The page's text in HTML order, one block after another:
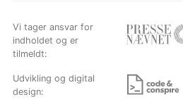
Vi tager ansvar for
indholdet og er
tilmeldt:
Udvikling og digital
design: